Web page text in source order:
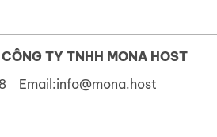
CÔNG TY TNHH MONA HOST
Email:info@mona.host